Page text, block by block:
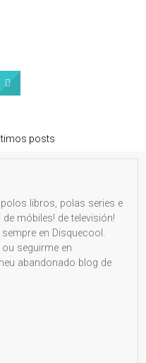
posts
libros, polas series e
móbiles! de televisión!
en Disquecool.
ou seguirme en
abandonado blog de